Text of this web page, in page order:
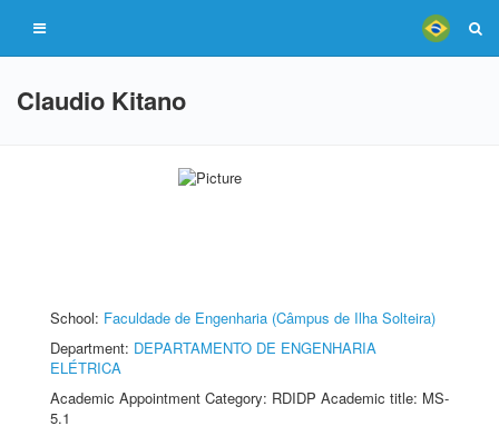
Claudio Kitano
School: Faculdade de Engenharia (Câmpus de Ilha Solteira)
Department: DEPARTAMENTO DE ENGENHARIA
ELÉTRICA
Academic Appointment Category: RDIDP Academic title: MS-
5.1